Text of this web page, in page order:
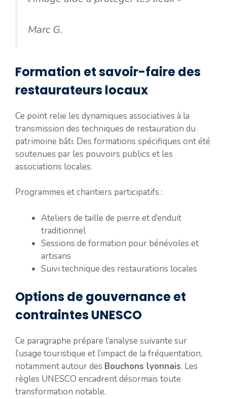
Marc G.
Formation et savoir-faire des
restaurateurs locaux
Ce point relie les dynamiques associatives à la
transmission des techniques de restauration du
patrimoine bâti. Des formations spécifiques ont été
soutenues par les pouvoirs publics et les
associations locales.
Programmes et chantiers participatifs :
Ateliers de taille de pierre et d’enduit
traditionnel
Sessions de formation pour bénévoles et
artisans
Suivi technique des restaurations locales
Options de gouvernance et
contraintes UNESCO
Ce paragraphe prépare l’analyse suivante sur
l’usage touristique et l’impact de la fréquentation,
notamment autour des Bouchons lyonnais. Les
règles UNESCO encadrent désormais toute
transformation notable.